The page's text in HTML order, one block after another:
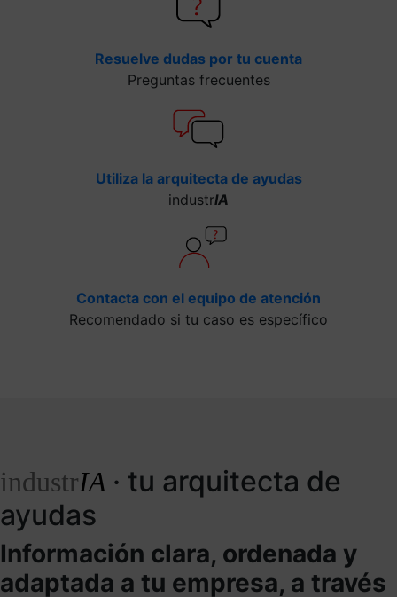
Resuelve dudas por tu cuenta
Preguntas frecuentes
Utiliza la arquitecta de ayudas
industrIA
Contacta con el equipo de atención
Recomendado si tu caso es específico
industrIA · tu arquitecta de
ayudas
Información clara, ordenada y
adaptada a tu empresa, a través